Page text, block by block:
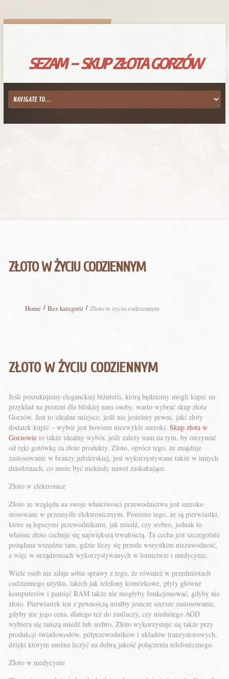
SEZAM – SKUP ZŁOTA GORZÓW
ZŁOTO W ŻYCIU CODZIENNYM
Home Bez kategorii Złoto w życiu codziennym
ZŁOTO W ŻYCIU CODZIENNYM
Jeśli poszukujemy eleganckiej biżuterii, którą będziemy mogli kupić na
przykład na prezent dla bliskiej nam osoby, warto wybrać skup złota
Gorzów. Jest to idealne miejsce, jeśli nie jesteśmy pewni, jaki złoty
dodatek kupić – wybór jest bowiem niezwykle szeroki. Skup złota w
Gorzowie to także idealny wybór, jeśli zależy nam na tym, by otrzymać
od ręki gotówkę za złote produkty. Złoto, oprócz tego, że znajduje
zastosowanie w branży jubilerskiej, jest wykorzystywane także w innych
dziedzinach, co może być niekiedy nawet zaskakujące.
Złoto w elektronice
Złoto ze względu na swoje właściwości przewodnictwa jest szeroko
stosowane w przemyśle elektronicznym. Pomimo tego, że są pierwiastki,
które są lepszymi przewodnikami, jak miedź, czy srebro, jednak to
właśnie złoto cechuje się największą trwałością. Ta cecha jest szczególnie
pożądana wszędzie tam, gdzie liczy się przede wszystkim niezawodność,
a więc w urządzeniach wykorzystywanych w lotnictwie i medycynie.
Wiele osób nie zdaje sobie sprawy z tego, że również w przedmiotach
codziennego użytku, takich jak telefony komórkowe, płyty główne
komputerów i pamięć RAM także nie mogłyby funkcjonować, gdyby nie
złoto. Pierwiastek ten z pewnością miałby jeszcze szersze zastosowanie,
gdyby nie jego cena, dlatego też do zasilaczy, czy niedużego AGD
wybiera się tańszą miedź lub srebro. Złoto wykorzystuje się także przy
produkcji światłowodów, półprzewodników i układów tranzystorowych,
dzięki którym można liczyć na dobrą jakość połączenia telefonicznego.
Złoto w medycynie